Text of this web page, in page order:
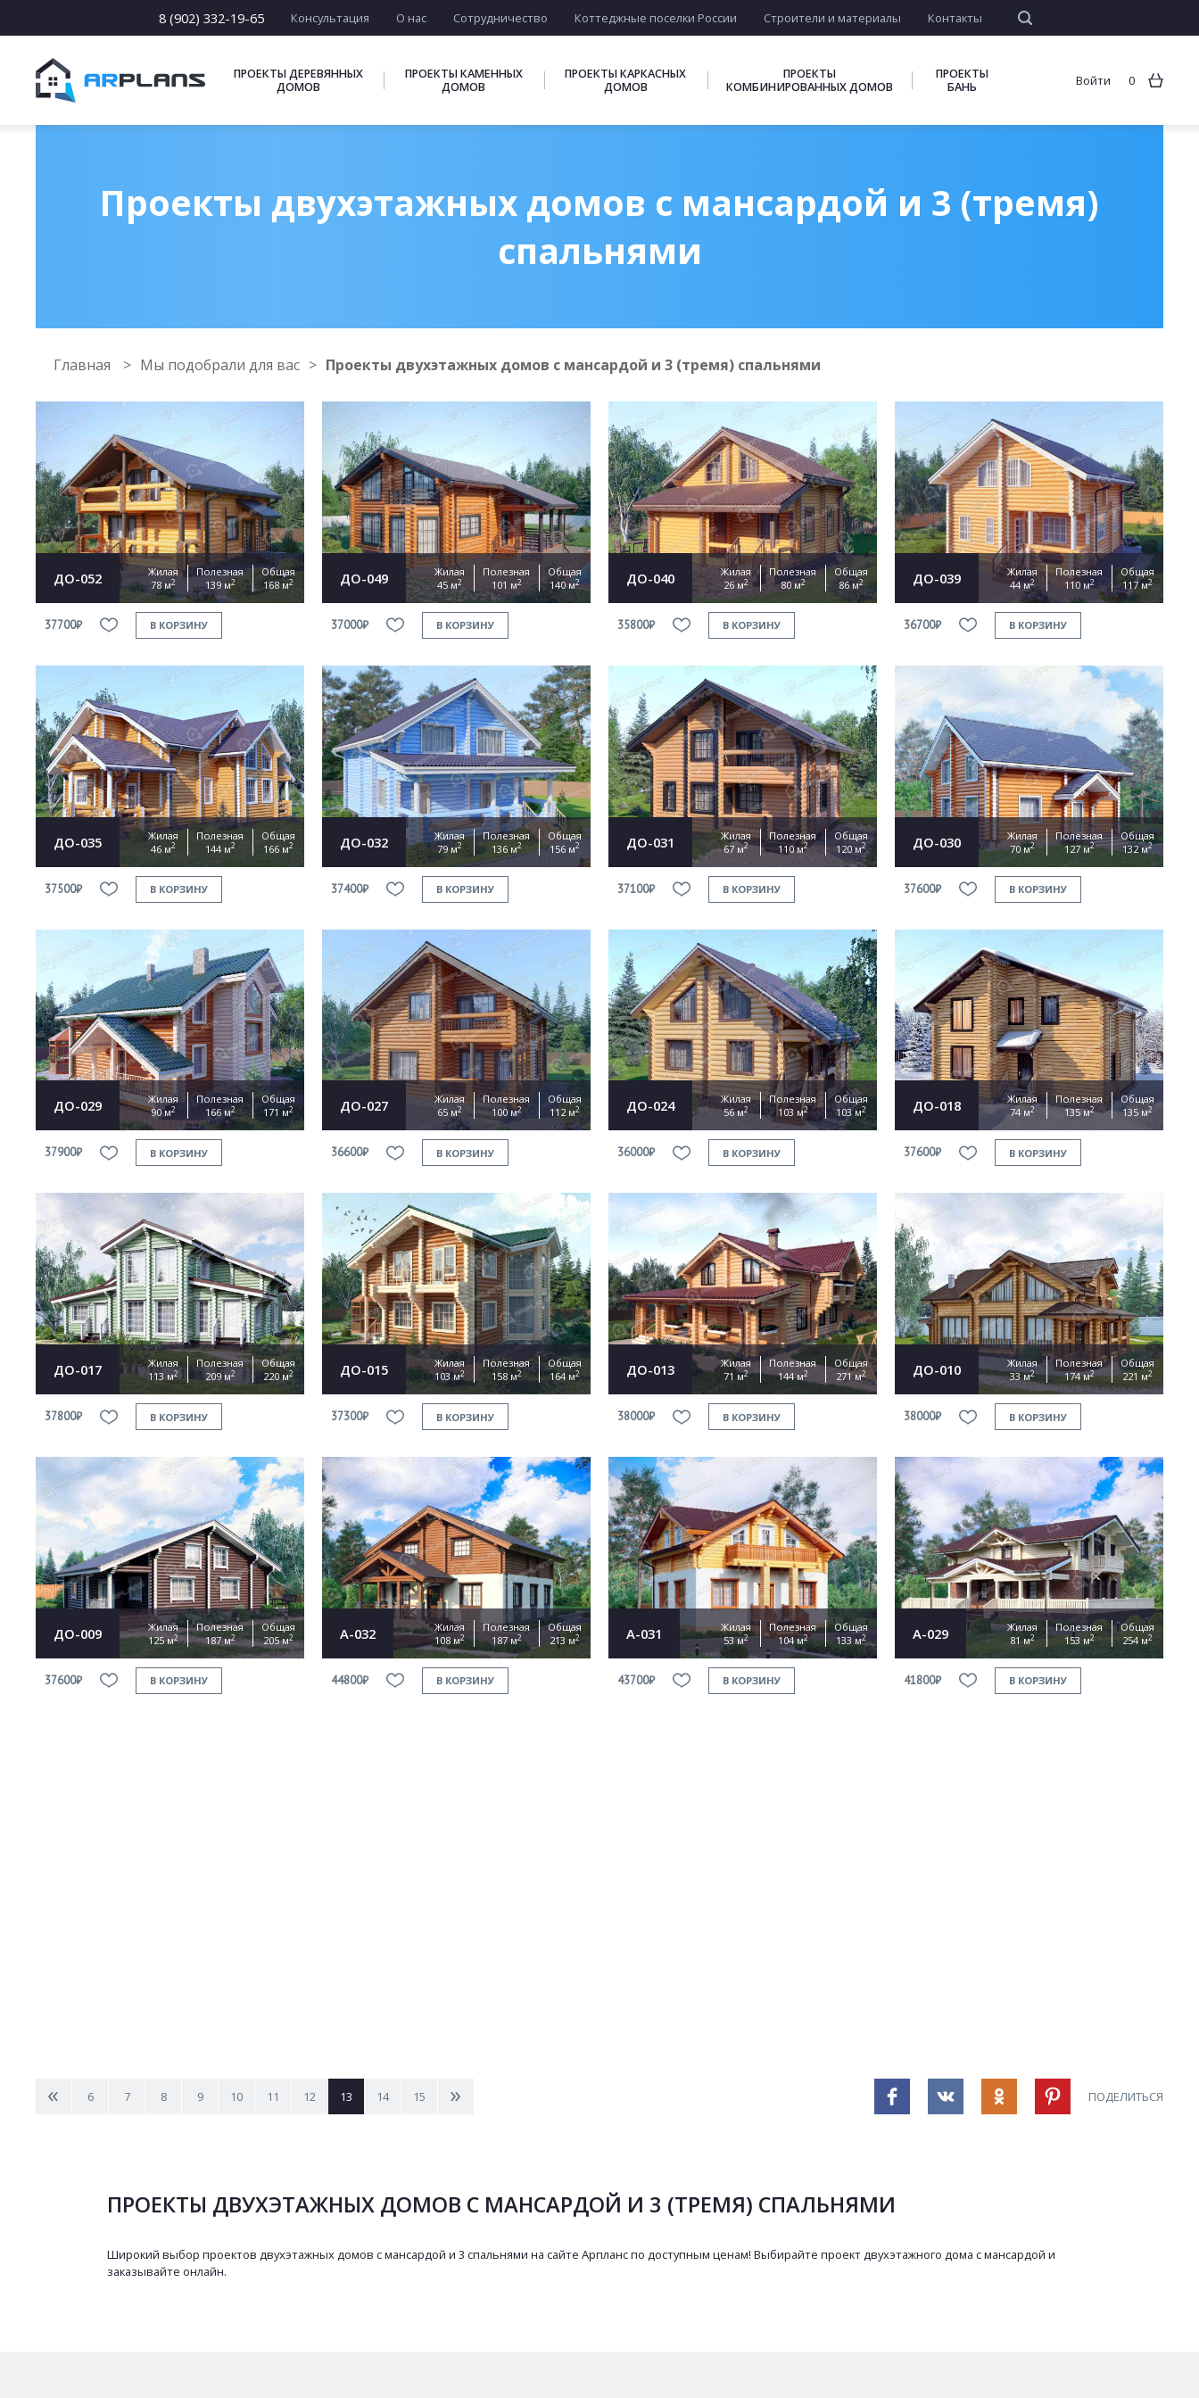
8 (902) 332-19-65 Консультация О нас Сотрудничество Коттеджные поселки России Строители и материалы Контакты
ПРОЕКТЫ ДЕРЕВЯННЫХ
ДОМОВ
ПРОЕКТЫ КАМЕННЫХ
ДОМОВ
ПРОЕКТЫ КАРКАСНЫХ
ДОМОВ
ПРОЕКТЫ
КОМБИНИРОВАННЫХ ДОМОВ
ПРОЕКТЫ
БАНЬ
Войти 0
Проекты двухэтажных домов с мансардой и 3 (тремя)
спальнями
Главная Мы подобрали для вас Проекты двухэтажных домов с мансардой и 3 (тремя) спальнями
ДО-052
Жилая
78 м2
Полезная
139 м2
Общая
168 м2
37700₽ В КОРЗИНУ
ДО-049
Жилая
45 м2
Полезная
101 м2
Общая
140 м2
37000₽ В КОРЗИНУ
ДО-040
Жилая
26 м2
Полезная
80 м2
Общая
86 м2
35800₽ В КОРЗИНУ
ДО-039
Жилая
44 м2
Полезная
110 м2
Общая
117 м2
36700₽ В КОРЗИНУ
ДО-035
Жилая
46 м2
Полезная
144 м2
Общая
166 м2
37500₽ В КОРЗИНУ
ДО-032
Жилая
79 м2
Полезная
136 м2
Общая
156 м2
37400₽ В КОРЗИНУ
ДО-031
Жилая
67 м2
Полезная
110 м2
Общая
120 м2
37100₽ В КОРЗИНУ
ДО-030
Жилая
70 м2
Полезная
127 м2
Общая
132 м2
37600₽ В КОРЗИНУ
ДО-029
Жилая
90 м2
Полезная
166 м2
Общая
171 м2
37900₽ В КОРЗИНУ
ДО-027
Жилая
65 м2
Полезная
100 м2
Общая
112 м2
36600₽ В КОРЗИНУ
ДО-024
Жилая
56 м2
Полезная
103 м2
Общая
103 м2
36000₽ В КОРЗИНУ
ДО-018
Жилая
74 м2
Полезная
135 м2
Общая
135 м2
37600₽ В КОРЗИНУ
ДО-017
Жилая
113 м2
Полезная
209 м2
Общая
220 м2
37800₽ В КОРЗИНУ
ДО-015
Жилая
103 м2
Полезная
158 м2
Общая
164 м2
37300₽ В КОРЗИНУ
ДО-013
Жилая
71 м2
Полезная
144 м2
Общая
271 м2
38000₽ В КОРЗИНУ
ДО-010
Жилая
33 м2
Полезная
174 м2
Общая
221 м2
38000₽ В КОРЗИНУ
ДО-009
Жилая
125 м2
Полезная
187 м2
Общая
205 м2
37600₽ В КОРЗИНУ
А-032
Жилая
108 м2
Полезная
187 м2
Общая
213 м2
44800₽ В КОРЗИНУ
А-031
Жилая
53 м2
Полезная
104 м2
Общая
133 м2
43700₽ В КОРЗИНУ
А-029
Жилая
81 м2
Полезная
153 м2
Общая
254 м2
41800₽ В КОРЗИНУ
< 6 7 8 9 10 11 12 13 14 15 > ПОДЕЛИТЬСЯ
ПРОЕКТЫ ДВУХЭТАЖНЫХ ДОМОВ С МАНСАРДОЙ И 3 (ТРЕМЯ) СПАЛЬНЯМИ
Широкий выбор проектов двухэтажных домов с мансардой и 3 спальнями на сайте Арпланс по доступным ценам! Выбирайте проект двухэтажного дома с мансардой и
заказывайте онлайн.
Прикрепить файл
Согласен на обработку персональных данных
This site is protected by reCAPTCHA and the GooglePrivacy PolicyandTerms of Service
ОТПРАВИТЬ
Продолжить покупки ОФОРМИТЬ ЗАКАЗ